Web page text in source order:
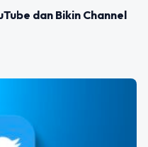
dan Bikin Channel